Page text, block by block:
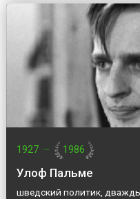
1927 — 1986
Улоф Пальме
шведский политик,